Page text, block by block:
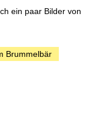
ein paar Bilder von
Brummelbär